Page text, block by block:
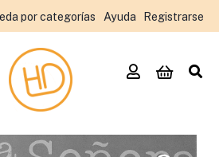
por categorías Ayuda Registrarse